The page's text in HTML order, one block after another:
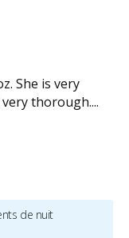
She is very
thorough....
de nuit